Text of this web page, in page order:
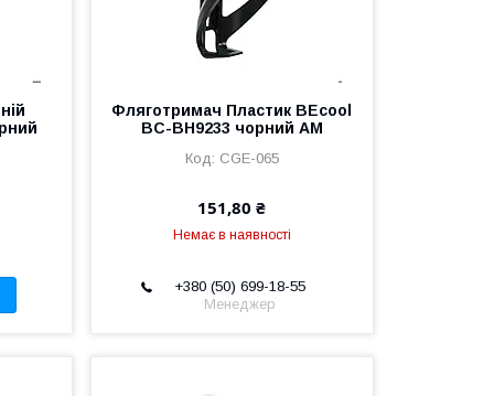
Фляготримач Пластик BEcool
BC-BH9233 чорний AM
CGE-065
151,80 ₴
Немає в наявності
+380 (50) 699-18-55
Менеджер